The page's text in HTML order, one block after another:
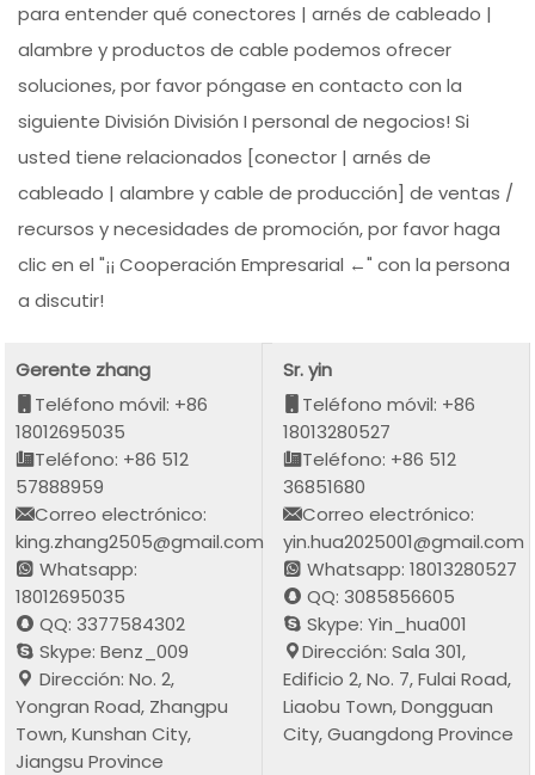
para entender qué conectores | arnés de cableado |
alambre y productos de cable podemos ofrecer
soluciones, por favor póngase en contacto con la
siguiente División División I personal de negocios! Si
usted tiene relacionados [conector | arnés de
cableado | alambre y cable de producción] de ventas /
recursos y necesidades de promoción, por favor haga
clic en el "¡¡ Cooperación Empresarial ←" con la persona
a discutir!
Gerente zhang
Teléfono móvil: +86
18012695035
Teléfono: +86 512
57888959
Correo electrónico:
king.zhang2505@gmail.com
Whatsapp:
18012695035
QQ: 3377584302
Skype: Benz_009
Dirección: No. 2,
Yongran Road, Zhangpu
Town, Kunshan City,
Jiangsu Province
Sr. yin
Teléfono móvil: +86
18013280527
Teléfono: +86 512
36851680
Correo electrónico:
yin.hua2025001@gmail.com
Whatsapp: 18013280527
QQ: 3085856605
Skype: Yin_hua001
Dirección: Sala 301,
Edificio 2, No. 7, Fulai Road,
Liaobu Town, Dongguan
City, Guangdong Province